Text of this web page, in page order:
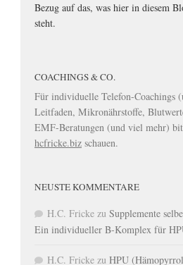
Bezug auf das, was hier in diesem
steht.
COACHINGS & CO.
Für individuelle Telefon-Coachings
Leitfaden, Mikronährstoffe,
EMF-Beratungen (und viel mehr)
hcfricke.biz schauen.
NEUSTE KOMMENTARE
H.C. Fricke zu Supplemente
Ein individueller B-Komplex für
H.C. Fricke zu HPU